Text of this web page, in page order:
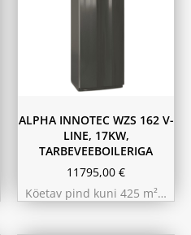
ALPHA INNOTEC WZS 162 V-
LINE, 17KW,
TARBEVEEBOILERIGA
11795,00 €
Köetav pind kuni 425 m²…